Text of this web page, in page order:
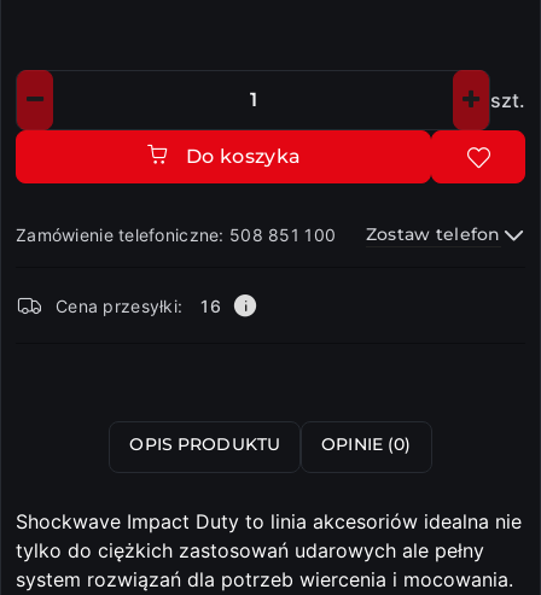
Ilość szt.
Do koszyka
Zamówienie telefoniczne: 508 851 100 Zostaw telefon
i
Cena przesyłki: 16
OPIS PRODUKTU OPINIE (0)
Shockwave Impact Duty to linia akcesoriów idealna nie
tylko do ciężkich zastosowań udarowych ale pełny
system rozwiązań dla potrzeb wiercenia i mocowania.